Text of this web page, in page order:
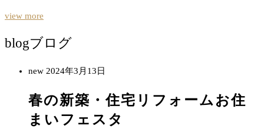
view more
blogブログ
new 2024年3月13日
春の新築・住宅リフォームお住
まいフェスタ